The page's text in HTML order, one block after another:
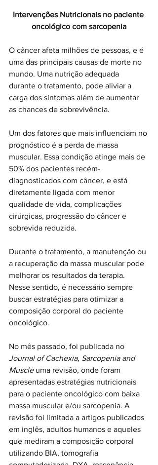
Intervenções Nutricionais no paciente
oncológico com sarcopenia
O câncer afeta milhões de pessoas, e é
uma das principais causas de morte no
mundo. Uma nutrição adequada
durante o tratamento, pode aliviar a
carga dos sintomas além de aumentar
as chances de sobrevivência.
Um dos fatores que mais influenciam no
prognóstico é a perda de massa
muscular. Essa condição atinge mais de
50% dos pacientes recém-
diagnosticados com câncer, e está
diretamente ligada com menor
qualidade de vida, complicações
cirúrgicas, progressão do câncer e
sobrevida reduzida.
Durante o tratamento, a manutenção ou
a recuperação da massa muscular pode
melhorar os resultados da terapia.
Nesse sentido, é necessário sempre
buscar estratégias para otimizar a
composição corporal do paciente
oncológico.
No mês passado, foi publicada no
Journal of Cachexia, Sarcopenia and
Muscle uma revisão, onde foram
apresentadas estratégias nutricionais
para o paciente oncológico com baixa
massa muscular e/ou sarcopenia. A
revisão foi limitada a artigos publicados
em inglês, adultos humanos e aqueles
que mediram a composição corporal
utilizando BIA, tomografia